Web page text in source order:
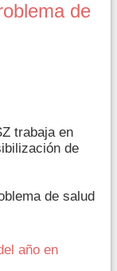
de
trabaja en
de
de salud
año en